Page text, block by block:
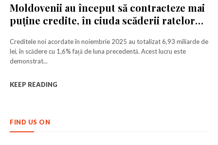
Moldovenii au început să contracteze mai
puține credite, în ciuda scăderii ratelor
Creditele noi acordate în noiembrie 2025 au totalizat 6,93 miliarde de
lei, în scădere cu 1,6% față de luna precedentă. Acest lucru este
demonstrat...
KEEP READING
FIND US ON